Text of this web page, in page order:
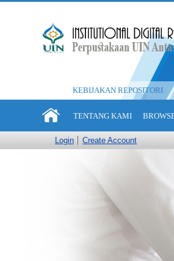
KEBIJAKAN REPOSITORI
TENTANG KAMI
Login Create Account